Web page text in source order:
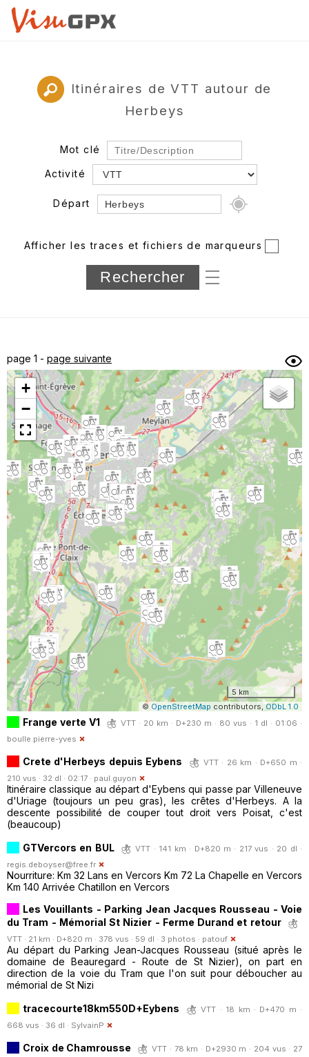
Itinéraires de VTT autour de
Herbeys
Mot clé
Activité
Départ
Département
Longueur min/max
sous-dossiers
Trier par
Horodatage Photos
Afficher les traces et fichiers de marqueurs
page 1 - page suivante
+
−
5 km
©OpenStreetMap contributors,ODbL 1.0
Frange verte V1
VTT · 20 km · D+230 m · 80 vus · 1 dl · 01:06 ·
boulle.pierre-yves
Crete d'Herbeys depuis Eybens
VTT · 26 km · D+650 m ·
210 vus · 32 dl · 02:17 · paul.guyon
Itinéraire classique au départ d'Eybens qui passe par Villeneuve
d'Uriage (toujours un peu gras), les crêtes d'Herbeys. A la
descente possibilité de couper tout droit vers Poisat, c'est
(beaucoup)
GTVercors en BUL
VTT · 141 km · D+820 m · 217 vus · 20 dl ·
regis.deboyser@free.fr
Nourriture: Km 32 Lans en Vercors Km 72 La Chapelle en Vercors
Km 140 Arrivée Chatillon en Vercors
Les Vouillants - Parking Jean Jacques Rousseau - Voie
du Tram - Mémorial St Nizier - Ferme Durand et retour
VTT · 21 km · D+820 m · 378 vus · 59 dl · 3 photos · patouf
Au départ du Parking Jean-Jacques Rousseau (situé après le
domaine de Beauregard - Route de St Nizier), on part en
direction de la voie du Tram que l'on suit pour déboucher au
mémorial de St Nizi
tracecourte18km550D+Eybens
VTT · 18 km · D+470 m ·
668 vus · 36 dl · SylvainP
Croix de Chamrousse
VTT · 78 km · D+2930 m · 204 vus · 27